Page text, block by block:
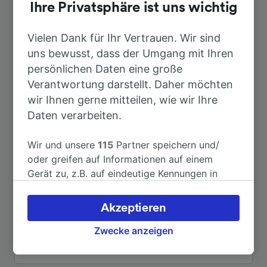
Dauer
Nach Leipzig/Halle Flughafen 23min
Nach Halle (Saale) Hbf
Nach Berlin-Schönefeld Flughafen 1h 47min
Nach Chemnitz Hbf 1h 26min
Nach Teicha 53min
Nach Weißandt-Gölzau
Ihre Privatsphäre ist uns wichtig
Vielen Dank für Ihr Vertrauen. Wir sind
uns bewusst, dass der Umgang mit Ihren
persönlichen Daten eine große
Verantwortung darstellt. Daher möchten
wir Ihnen gerne mitteilen, wie wir Ihre
Daten verarbeiten.
Wir und unsere115 Partner speichern und/
oder greifen auf Informationen auf einem
Gerät zu, z.B. auf eindeutige Kennungen in
verarbeiten. Sie können Ihre Präferenzen
akzeptieren oder verwalten, einschließlich
Ihres Widerspruchsrechts bei berechtigtem
Zwecke anzeigen
Akzeptieren